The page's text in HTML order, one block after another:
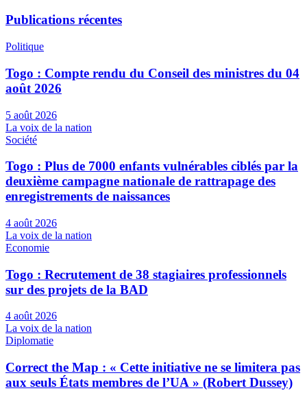
Publications récentes
Politique
Togo : Compte rendu du Conseil des ministres du 04
août 2026
5 août 2026
La voix de la nation
Société
Togo : Plus de 7000 enfants vulnérables ciblés par la
deuxième campagne nationale de rattrapage des
enregistrements de naissances
4 août 2026
La voix de la nation
Economie
Togo : Recrutement de 38 stagiaires professionnels
sur des projets de la BAD
4 août 2026
La voix de la nation
Diplomatie
Correct the Map : « Cette initiative ne se limitera pas
aux seuls États membres de l’UA » (Robert Dussey)